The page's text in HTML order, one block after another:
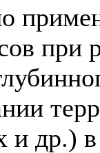
при
и др.)